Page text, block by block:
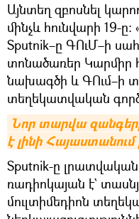
Այնտեղ զբոսնել
մինչև հունվարի 19-
Sputnik–ը ԳՈւՄ–ի
տոնածառեր Կարմիր
նախագծի և ԳՈւմ–ի
տեղեկատվական
Նոր տարվա
է լինի
Sputnik-ը լրատվական
ռադիոկայան է`
մուլտիմեդիոն